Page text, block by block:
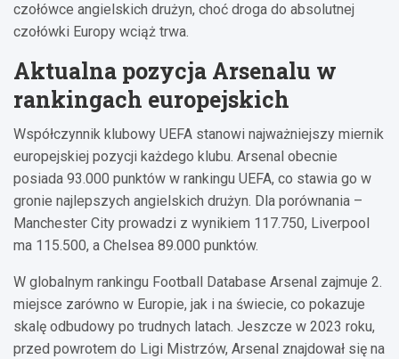
czołówce angielskich drużyn, choć droga do absolutnej
czołówki Europy wciąż trwa.
Aktualna pozycja Arsenalu w
rankingach europejskich
Współczynnik klubowy UEFA stanowi najważniejszy miernik
europejskiej pozycji każdego klubu. Arsenal obecnie
posiada 93.000 punktów w rankingu UEFA, co stawia go w
gronie najlepszych angielskich drużyn. Dla porównania –
Manchester City prowadzi z wynikiem 117.750, Liverpool
ma 115.500, a Chelsea 89.000 punktów.
W globalnym rankingu Football Database Arsenal zajmuje 2.
miejsce zarówno w Europie, jak i na świecie, co pokazuje
skalę odbudowy po trudnych latach. Jeszcze w 2023 roku,
przed powrotem do Ligi Mistrzów, Arsenal znajdował się na